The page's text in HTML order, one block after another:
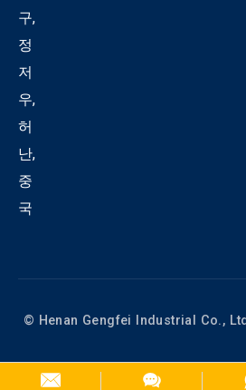
구,
정
저
우,
허
난,
중
국
© Henan Gengfei Industrial Co.,